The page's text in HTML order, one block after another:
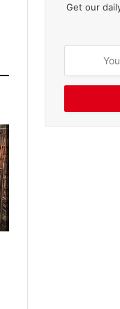
Get our